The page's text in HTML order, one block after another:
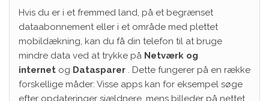
Hvis du er i et fremmed land, på et begrænset
dataabonnement eller i et område med plettet
mobildækning, kan du få din telefon til at bruge
mindre data ved at trykke på Netværk og
internet og Datasparer . Dette fungerer på en række
forskellige måder: Visse apps kan for eksempel søge
efter opdateringer sjældnere, mens billeder på nettet